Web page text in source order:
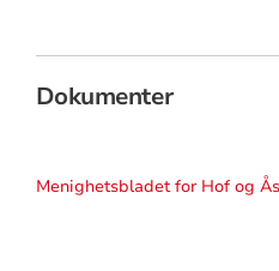
Dokumenter
Menighetsbladet for Hof og